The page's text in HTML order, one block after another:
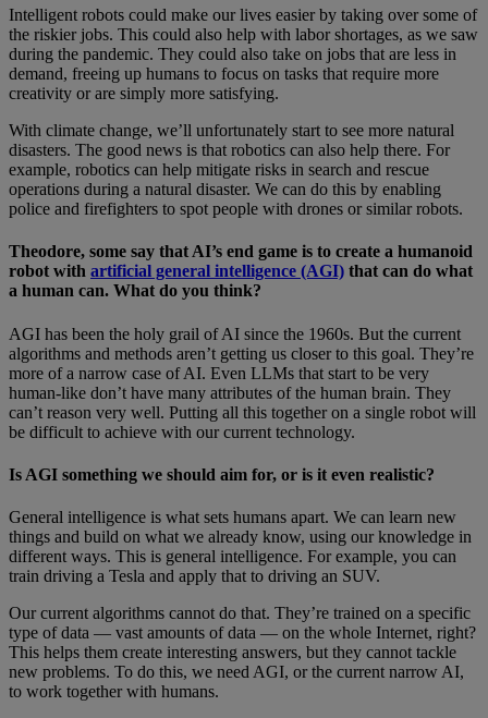
Intelligent robots could make our lives easier by taking over some of
the riskier jobs. This could also help with labor shortages, as we saw
during the pandemic. They could also take on jobs that are less in
demand, freeing up humans to focus on tasks that require more
creativity or are simply more satisfying.
With climate change, we’ll unfortunately start to see more natural
disasters. The good news is that robotics can also help there. For
example, robotics can help mitigate risks in search and rescue
operations during a natural disaster. We can do this by enabling
police and firefighters to spot people with drones or similar robots.
Theodore, some say that AI’s end game is to create a humanoid
robot with artificial general intelligence (AGI) that can do what
a human can. What do you think?
AGI has been the holy grail of AI since the 1960s. But the current
algorithms and methods aren’t getting us closer to this goal. They’re
more of a narrow case of AI. Even LLMs that start to be very
human-like don’t have many attributes of the human brain. They
can’t reason very well. Putting all this together on a single robot will
be difficult to achieve with our current technology.
Is AGI something we should aim for, or is it even realistic?
General intelligence is what sets humans apart. We can learn new
things and build on what we already know, using our knowledge in
different ways. This is general intelligence. For example, you can
train driving a Tesla and apply that to driving an SUV.
Our current algorithms cannot do that. They’re trained on a specific
type of data — vast amounts of data — on the whole Internet, right?
This helps them create interesting answers, but they cannot tackle
new problems. To do this, we need AGI, or the current narrow AI,
to work together with humans.